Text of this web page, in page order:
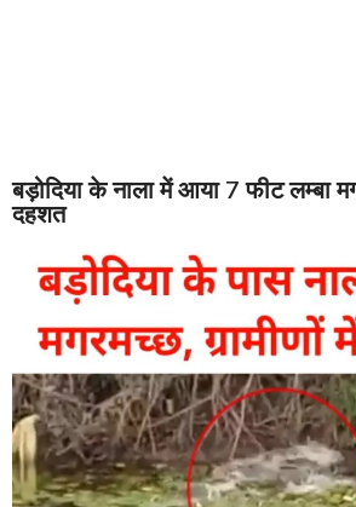
बड़ोदिया के नाला में आया 7 फीट लम्बा
दहशत